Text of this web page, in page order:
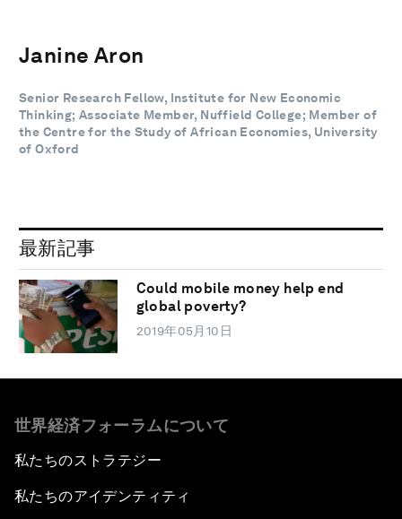
Janine Aron
Senior Research Fellow, Institute for New Economic
Thinking; Associate Member, Nuffield College; Member of
the Centre for the Study of African Economies, University
of Oxford
最新記事
Could mobile money help end
global poverty?
2019年05月10日
世界経済フォーラムについて
私たちのストラテジー
私たちのアイデンティティ